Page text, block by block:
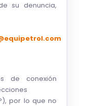
su denuncia,
de conexión
por lo que no